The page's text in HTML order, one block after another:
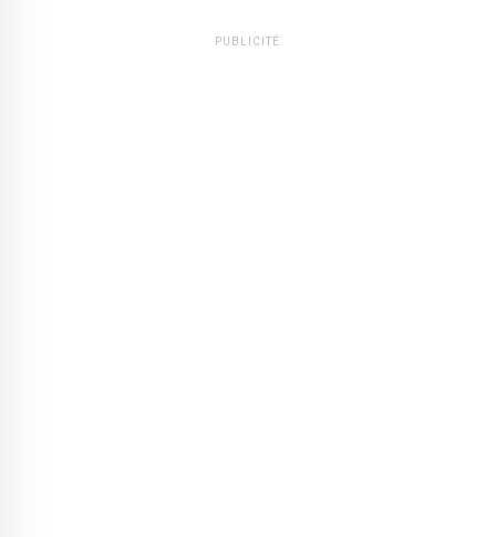
PUBLICITÉ